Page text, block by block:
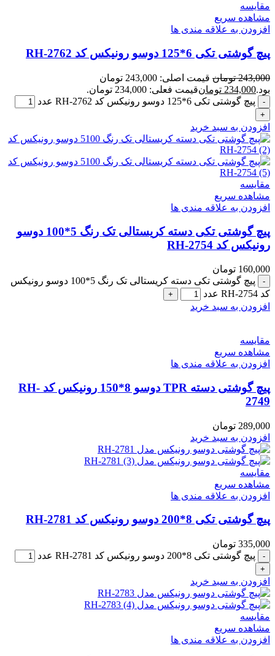
مقایسه
مشاهده سریع
افزودن به علاقه مندی ها
پیچ گوشتی تکی 6*125 دوسو رونیکس کد RH-2762
243,000 تومان
قیمت اصلی: 243,000 تومان
بود.234,000 تومانقیمت فعلی: 234,000 تومان.
پیچ گوشتی تکی 6*125 دوسو رونیکس کد RH-2762 عدد
افزودن به سبد خرید
مقایسه
مشاهده سریع
افزودن به علاقه مندی ها
پیچ گوشتی تکی دسته کریستالی تک رنگ 5*100 دوسو
رونیکس کد RH-2754
160,000 تومان
پیچ گوشتی تکی دسته کریستالی تک رنگ 5*100 دوسو رونیکس
کد RH-2754 عدد
افزودن به سبد خرید
مقایسه
مشاهده سریع
افزودن به علاقه مندی ها
پیچ گوشتی دسته TPR دوسو 8*150 رونیکس کد RH-
2749
289,000 تومان
افزودن به سبد خرید
مقایسه
مشاهده سریع
افزودن به علاقه مندی ها
پیچ گوشتی تکی 8*200 دوسو رونیکس کد RH-2781
335,000 تومان
پیچ گوشتی تکی 8*200 دوسو رونیکس کد RH-2781 عدد
افزودن به سبد خرید
مقایسه
مشاهده سریع
افزودن به علاقه مندی ها